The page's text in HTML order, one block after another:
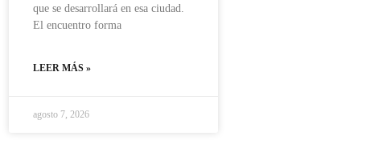
que se desarrollará en esa ciudad.
El encuentro forma
LEER MÁS »
agosto 7, 2026